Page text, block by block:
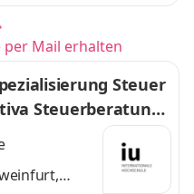
per Mail erhalten
Steuer
Steuerberatungs